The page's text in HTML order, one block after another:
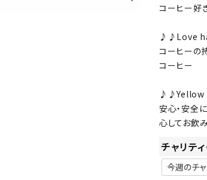
コーヒー好
♪♪Love
コーヒーの
コーヒー
♪♪Yellow
安心・安全
心してお飲
チャリテ